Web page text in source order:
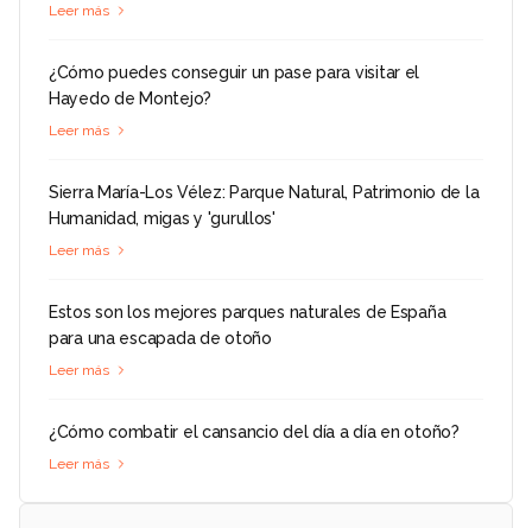
Leer más
¿Cómo puedes conseguir un pase para visitar el
Hayedo de Montejo?
Leer más
Sierra María-Los Vélez: Parque Natural, Patrimonio de la
Humanidad, migas y 'gurullos'
Leer más
Estos son los mejores parques naturales de España
para una escapada de otoño
Leer más
¿Cómo combatir el cansancio del día a día en otoño?
Leer más